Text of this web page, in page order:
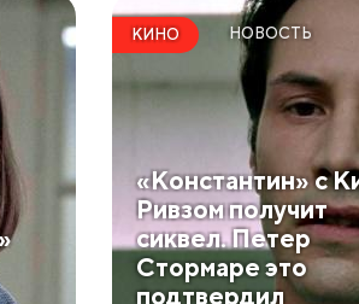
КИНО НОВОСТЬ
«Константин» с
Ривзом получит
сиквел. Петер
Стормаре это
подтвердил